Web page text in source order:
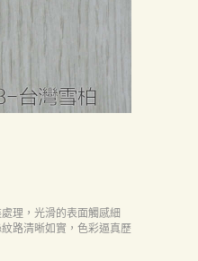
理，光滑的表面觸感細
路清晰如實，色彩逼真歷